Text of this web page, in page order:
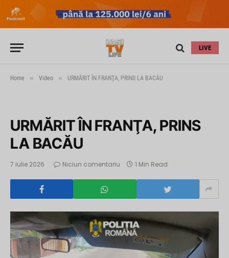
LIVE
Home » Video » URMĂRIT ÎN FRANŢA, PRINS LA BACĂU
URMĂRIT ÎN FRANŢA, PRINS
LA BACĂU
7 iulie 2026 Niciun comentariu 1 Min Read